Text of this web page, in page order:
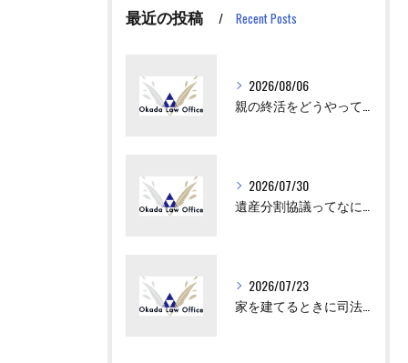
最近の投稿 Recent Posts
2026/08/06
2026/07/30
2026/07/23